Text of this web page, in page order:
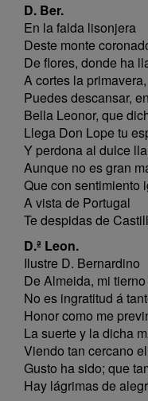
D. Ber.
En la falda lisonjera
Deste monte
De flores, donde ha
A cortes la primavera,
Puedes descansar,
Bella Leonor, que
Llega Don Lope tu
Y perdona al dulce
Aunque no es gran
Que con sentimiento
A vista de Portugal
Te despidas de
D.ª Leon.
Ilustre D. Bernardino
De Almeida, mi
No es ingratitud á
Honor como me
La suerte y la dicha
Viendo tan cercano
Gusto ha sido; que
Hay lágrimas de